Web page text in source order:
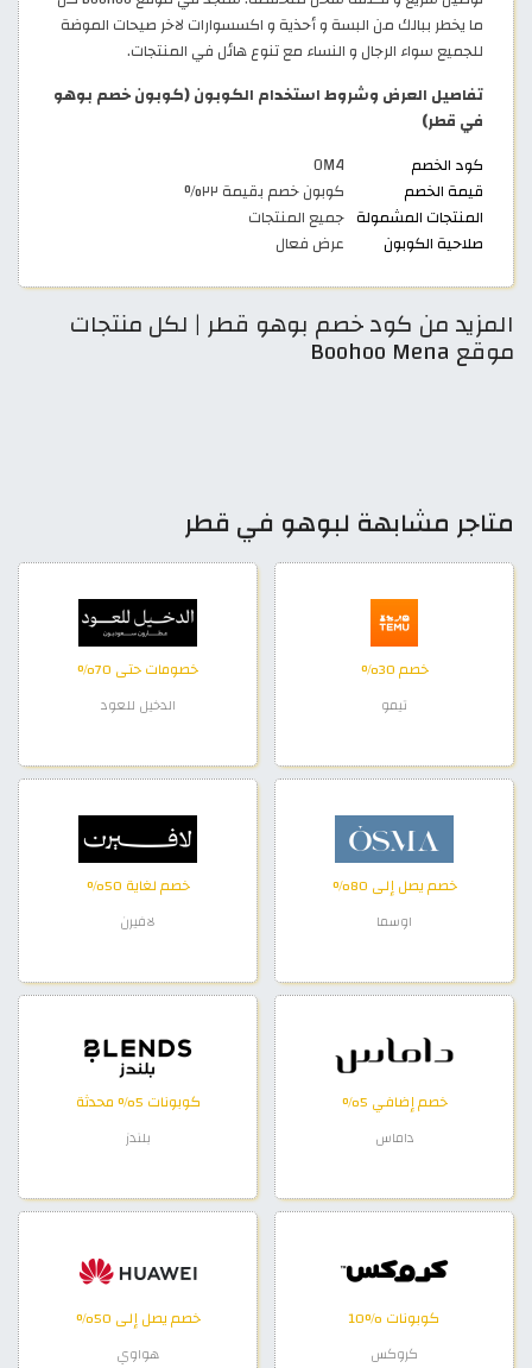
ما يخطر ببالك من البسة و أحذية و اكسسوارات لاخر صيحات الموضة
للجميع سواء الرجال و النساء مع تنوع هائل في المنتجات.
تفاصيل العرض وشروط استخدام الكوبون (كوبون خصم بوهو
في قطر)
كود الخصم
OM4
قيمة الخصم
كوبون خصم بقيمة ٢٢%
المنتجات المشمولة جميع المنتجات
صلاحية الكوبون
عرض فعال
المزيد من كود خصم بوهو قطر | لكل منتجات
موقع Boohoo Mena
متاجر مشابهة لبوهو في قطر
خصم 30%
تيمو
خصومات حتى 70%
الدخيل للعود
خصم يصل إلى 80%
اوسما
خصم لغاية 50%
لافيرن
خصم إضافي 5%
داماس
كوبونات 5% محدثة
بلندز
كوبونات %10
كروكس
خصم يصل إلى 50%
هواوي